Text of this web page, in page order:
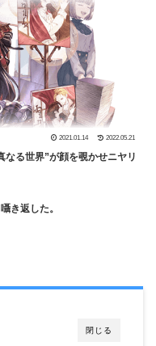
2021.01.14 2022.05.21
る世界”が顔を覗かせニヤリ
き返した。
閉じる